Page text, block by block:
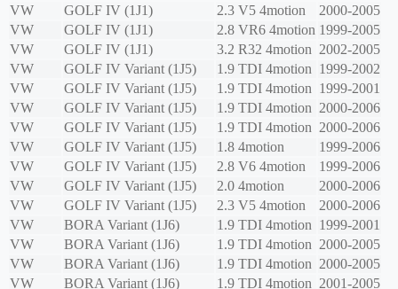
VW
GOLF IV (1J1) 2.3 V5 4motion
2000-2005
VW
GOLF IV (1J1) 2.8 VR6 4motion 1999-2005
VW
GOLF IV (1J1) 3.2 R32 4motion 2002-2005
VW
GOLF IV Variant (1J5) 1.9 TDI 4motion 1999-2002
VW
GOLF IV Variant (1J5) 1.9 TDI 4motion 1999-2001
VW
GOLF IV Variant (1J5) 1.9 TDI 4motion 2000-2006
VW
GOLF IV Variant (1J5) 1.9 TDI 4motion 2000-2006
VW
GOLF IV Variant (1J5) 1.8 4motion
1999-2006
VW
GOLF IV Variant (1J5) 2.8 V6 4motion
1999-2006
VW
GOLF IV Variant (1J5) 2.0 4motion
2000-2006
VW
GOLF IV Variant (1J5) 2.3 V5 4motion
2000-2006
VW
BORA Variant (1J6) 1.9 TDI 4motion 1999-2001
VW
BORA Variant (1J6) 1.9 TDI 4motion 2000-2005
VW
BORA Variant (1J6) 1.9 TDI 4motion 2000-2005
VW
BORA Variant (1J6) 1.9 TDI 4motion 2001-2005